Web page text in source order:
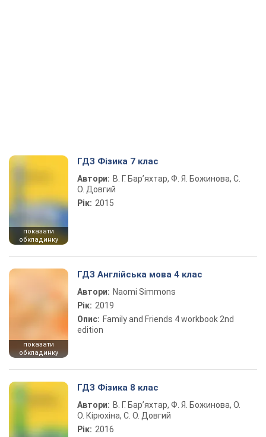
показати
обкладинку
ГДЗ Фізика 7 клас
Автори: В. Г. Бар’яхтар, Ф. Я. Божинова, С.
О. Довгий
Рік: 2015
показати
обкладинку
ГДЗ Англійська мова 4 клас
Автори: Naomi Simmons
Рік: 2019
Опис: Family and Friends 4 workbook 2nd
edition
ГДЗ Фізика 8 клас
Автори: В. Г. Бар’яхтар, Ф. Я. Божинова, О.
О. Кірюхіна, С. О. Довгий
Рік: 2016